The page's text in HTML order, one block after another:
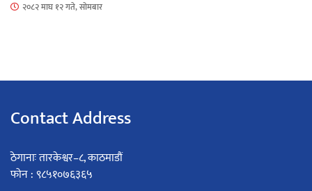
२०८२ माघ १२ गते, सोमबार
Contact Address
ठेगानाः तारकेश्वर–८, काठमाडौं
फोन : ९८५१०७६३६५